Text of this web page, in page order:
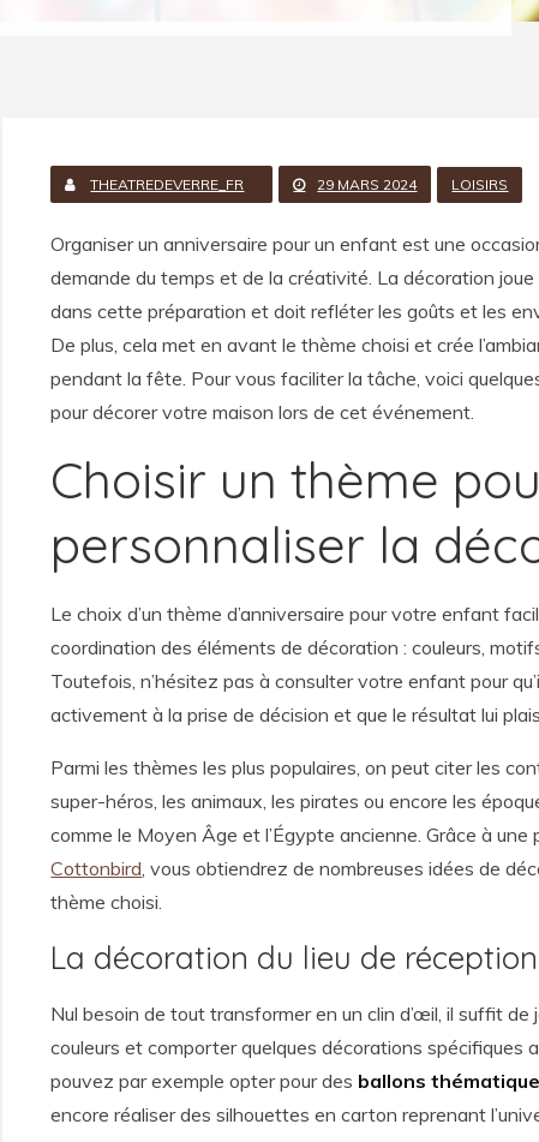
THEATREDEVERRE_FR 29 MARS 2024 LOISIRS
Organiser un anniversaire pour un enfant est une
demande du temps et de la créativité. La décoration joue
dans cette préparation et doit refléter les goûts et les
De plus, cela met en avant le thème choisi et crée
pendant la fête. Pour vous faciliter la tâche, voici
pour décorer votre maison lors de cet événement.
Choisir un thème
personnaliser la
Le choix d’un thème d’anniversaire pour votre enfant
coordination des éléments de décoration : couleurs,
Toutefois, n’hésitez pas à consulter votre enfant pour
activement à la prise de décision et que le résultat lui
Parmi les thèmes les plus populaires, on peut citer les
super-héros, les animaux, les pirates ou encore les
comme le Moyen Âge et l’Égypte ancienne. Grâce à une
Cottonbird, vous obtiendrez de nombreuses idées de
thème choisi.
La décoration du lieu de réception
Nul besoin de tout transformer en un clin d’œil, il suffit de
couleurs et comporter quelques décorations spécifiques
pouvez par exemple opter pour des ballons
encore réaliser des silhouettes en carton reprenant